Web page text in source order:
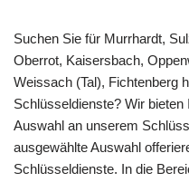
Suchen Sie für Murrhardt,
Oberrot, Kaisersbach,
Weissach (Tal), Fichtenberg
Schlüsseldienste? Wir
Auswahl an unserem
ausgewählte Auswahl
Schlüsseldienste. In die